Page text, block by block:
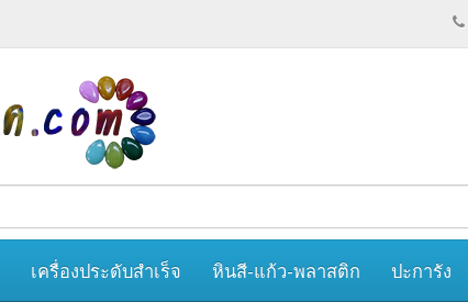
เครื่องประดับสำเร็จ หินสี-แก้ว-พลาสติก ปะการัง